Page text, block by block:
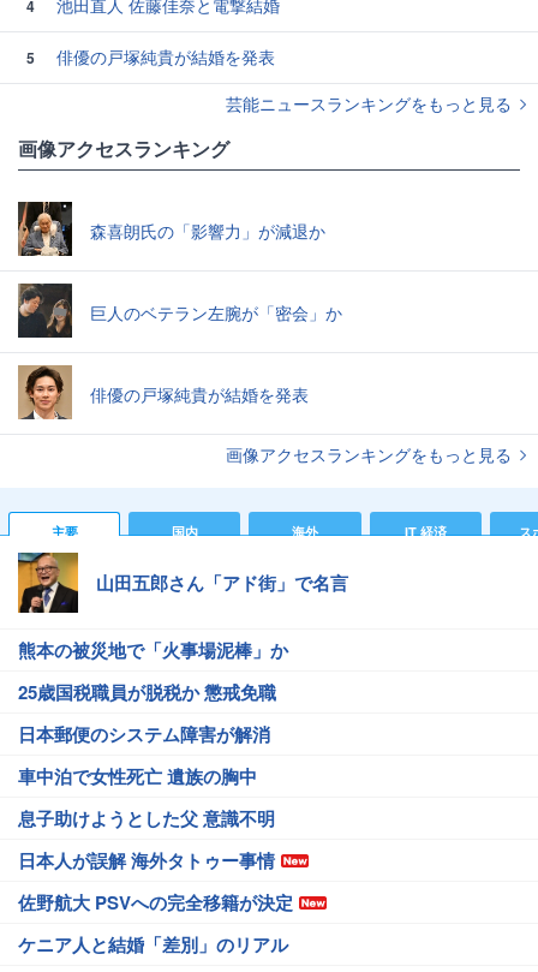
4 池田直人 佐藤佳奈と電撃結婚
5
俳優の戸塚純貴が結婚を発表
芸能ニュースランキングをもっと見る
画像アクセスランキング
森喜朗氏の「影響力」が減退か
巨人のベテラン左腕が「密会」か
俳優の戸塚純貴が結婚を発表
画像アクセスランキングをもっと見る
主要 国内 海外 IT 経済 ス
山田五郎さん「アド街」で名言
熊本の被災地で「火事場泥棒」か
25歳国税職員が脱税か 懲戒免職
日本郵便のシステム障害が解消
車中泊で女性死亡 遺族の胸中
息子助けようとした父 意識不明
日本人が誤解 海外タトゥー事情
佐野航大 PSVへの完全移籍が決定
ケニア人と結婚「差別」のリアル